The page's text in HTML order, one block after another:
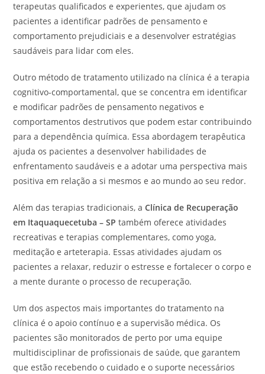
terapeutas qualificados e experientes, que ajudam os
pacientes a identificar padrões de pensamento e
comportamento prejudiciais e a desenvolver estratégias
saudáveis para lidar com eles.
Outro método de tratamento utilizado na clínica é a terapia
cognitivo-comportamental, que se concentra em identificar
e modificar padrões de pensamento negativos e
comportamentos destrutivos que podem estar contribuindo
para a dependência química. Essa abordagem terapêutica
ajuda os pacientes a desenvolver habilidades de
enfrentamento saudáveis e a adotar uma perspectiva mais
positiva em relação a si mesmos e ao mundo ao seu redor.
Além das terapias tradicionais, aClínica de Recuperação
em Itaquaquecetuba – SP também oferece atividades
recreativas e terapias complementares, como yoga,
meditação e arteterapia. Essas atividades ajudam os
pacientes a relaxar, reduzir o estresse e fortalecer o corpo e
a mente durante o processo de recuperação.
Um dos aspectos mais importantes do tratamento na
clínica é o apoio contínuo e a supervisão médica. Os
pacientes são monitorados de perto por uma equipe
multidisciplinar de profissionais de saúde, que garantem
que estão recebendo o cuidado e o suporte necessários